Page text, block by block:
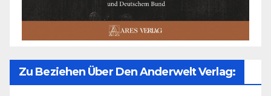
Zu Beziehen Über Den Anderwelt Verlag: